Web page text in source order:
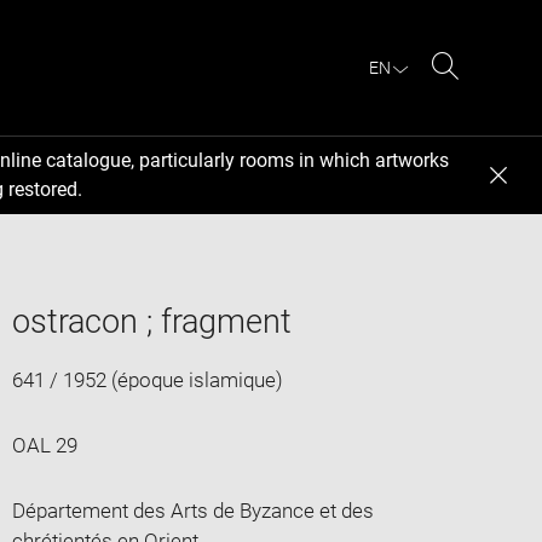
EN
catalogue, particularly rooms in which artworks
restored.
ostracon ; fragment
641 / 1952 (époque islamique)
OAL 29
Département des Arts de Byzance et des